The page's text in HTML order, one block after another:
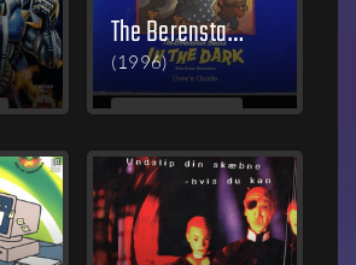
The Berenstain Bears in the Dark
(1996)
MEHR